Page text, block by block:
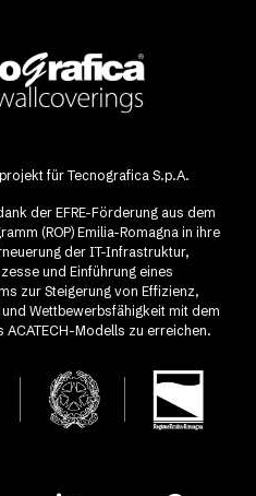
für Tecnografica S.p.A.
der EFRE-Förderung aus dem
(ROP) Emilia-Romagna in ihre
der IT-Infrastruktur,
und Einführung eines
zur Steigerung von Effizienz,
Wettbewerbsfähigkeit mit dem
Modells zu erreichen.